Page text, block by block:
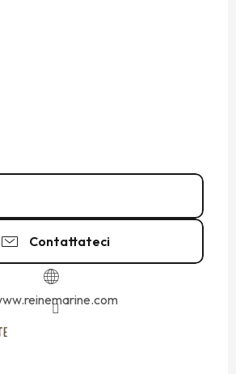
Contattateci